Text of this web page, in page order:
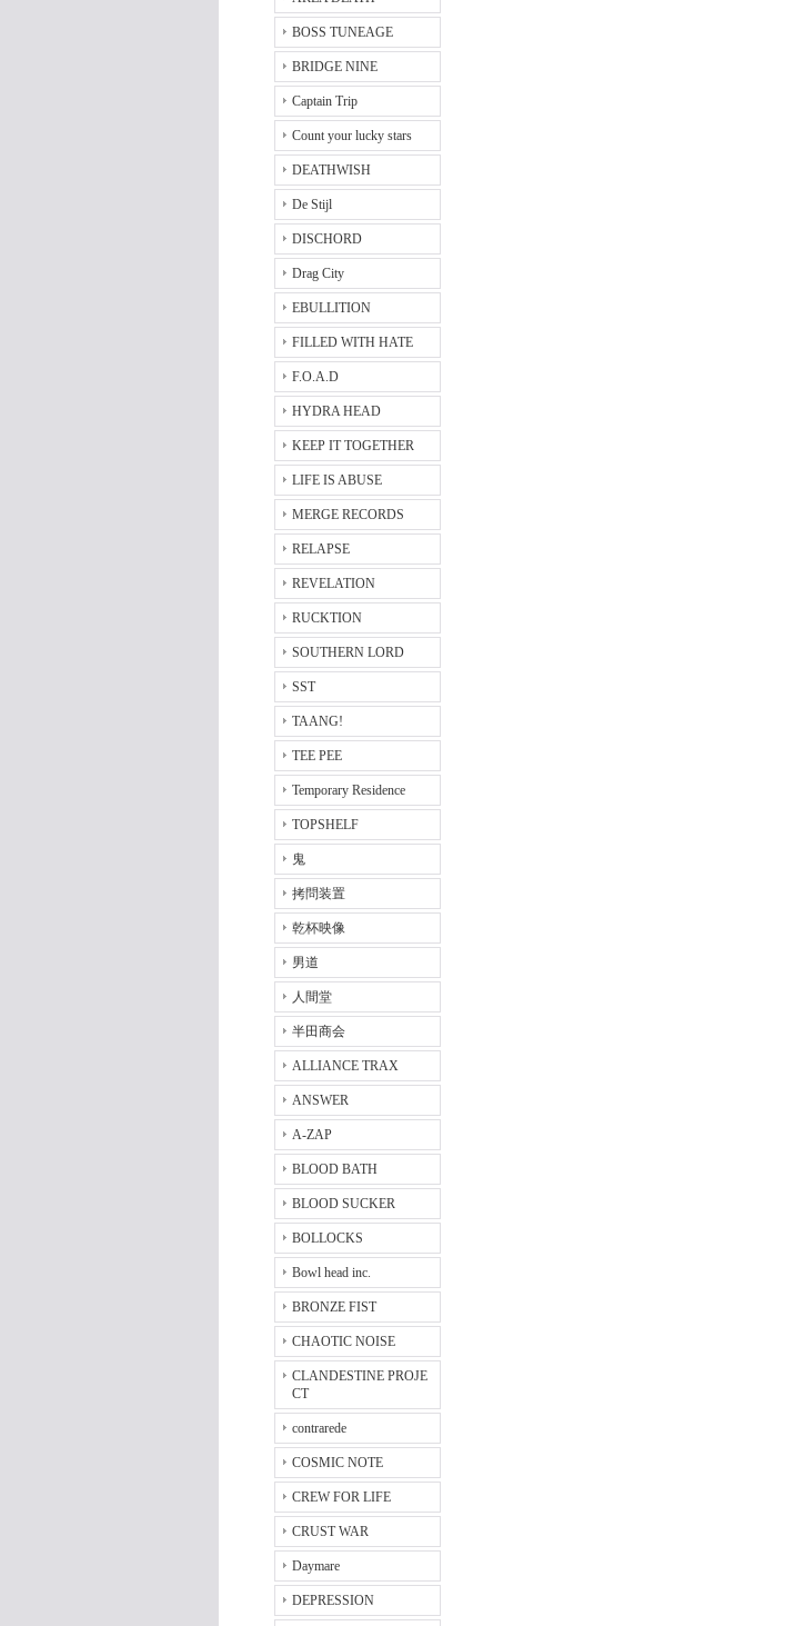
BOSS TUNEAGE
BRIDGE NINE
Captain Trip
Count your lucky stars
DEATHWISH
De Stijl
DISCHORD
Drag City
EBULLITION
FILLED WITH HATE
F.O.A.D
HYDRA HEAD
KEEP IT TOGETHER
LIFE IS ABUSE
MERGE RECORDS
RELAPSE
REVELATION
RUCKTION
SOUTHERN LORD
SST
TAANG!
TEE PEE
Temporary Residence
TOPSHELF
鬼
拷問装置
乾杯映像
男道
人間堂
半田商会
ALLIANCE TRAX
ANSWER
A-ZAP
BLOOD BATH
BLOOD SUCKER
BOLLOCKS
Bowl head inc.
BRONZE FIST
CHAOTIC NOISE
CLANDESTINE PROJE
CT
contrarede
COSMIC NOTE
CREW FOR LIFE
CRUST WAR
Daymare
DEPRESSION